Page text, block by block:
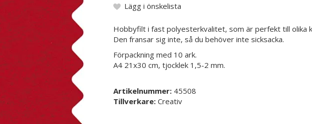
Lägg i önskelista
Hobbyfilt i fast polyesterkvalitet, som är perfekt till olika
Den fransar sig inte, så du behöver inte sicksacka.
Förpackning med 10 ark.
A4 21x30 cm, tjocklek 1,5-2 mm.
Artikelnummer: 45508
Tillverkare: Creativ